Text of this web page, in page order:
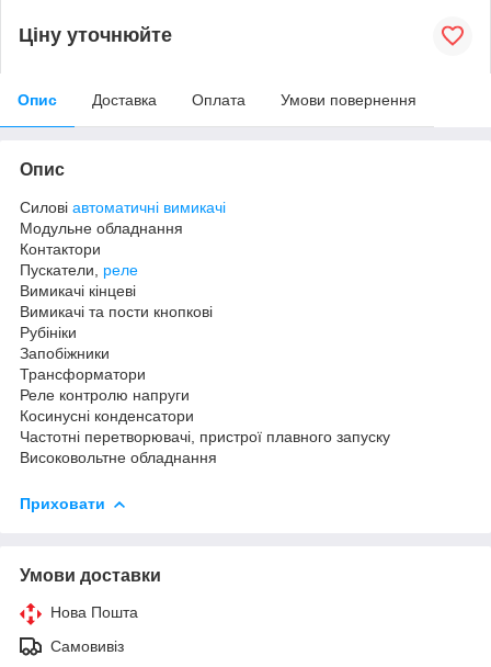
Ціну уточнюйте
Опис Доставка Оплата Умови повернення
Опис
Силові автоматичні вимикачі
Модульне обладнання
Контактори
Пускатели, реле
Вимикачі кінцеві
Вимикачі та пости кнопкові
Рубініки
Запобіжники
Трансформатори
Реле контролю напруги
Косинусні конденсатори
Частотні перетворювачі, пристрої плавного запуску
Високовольтне обладнання
Приховати
Умови доставки
Нова Пошта
Самовивіз